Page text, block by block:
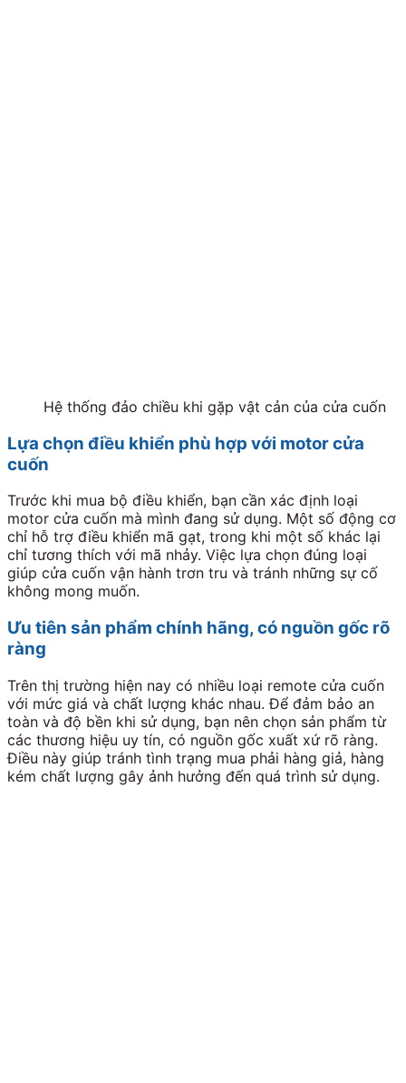
Hệ thống đảo chiều khi gặp vật cản của cửa cuốn
Lựa chọn điều khiển phù hợp với motor cửa
cuốn
Trước khi mua bộ điều khiển, bạn cần xác định loại
motor cửa cuốn mà mình đang sử dụng. Một số động cơ
chỉ hỗ trợ điều khiển mã gạt, trong khi một số khác lại
chỉ tương thích với mã nhảy. Việc lựa chọn đúng loại
giúp cửa cuốn vận hành trơn tru và tránh những sự cố
không mong muốn.
Ưu tiên sản phẩm chính hãng, có nguồn gốc rõ
ràng
Trên thị trường hiện nay có nhiều loại remote cửa cuốn
với mức giá và chất lượng khác nhau. Để đảm bảo an
toàn và độ bền khi sử dụng, bạn nên chọn sản phẩm từ
các thương hiệu uy tín, có nguồn gốc xuất xứ rõ ràng.
Điều này giúp tránh tình trạng mua phải hàng giả, hàng
kém chất lượng gây ảnh hưởng đến quá trình sử dụng.